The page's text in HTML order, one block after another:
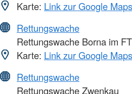
Karte: Link zur Google
Rettungswache
Rettungswache Borna im
Karte: Link zur Google
Rettungswache
Rettungswache Zwenkau